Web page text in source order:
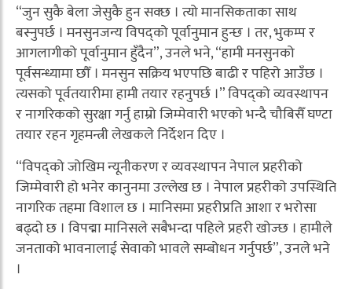
“जुन सुकै बेला जेसुकै हुन सक्छ । त्यो मानसिकताका साथ
बस्नुपर्छ । मनसुनजन्य विपद्को पूर्वानुमान हुन्छ । तर, भुकम्प र
आगलागीको पूर्वानुमान हुँदैन”, उनले भने, “हामी मनसुनको
पूर्वसन्ध्यामा छौँ । मनसुन सक्रिय भएपछि बाढी र पहिरो आउँछ ।
त्यसको पूर्वतयारीमा हामी तयार रहनुपर्छ ।” विपद्को व्यवस्थापन
र नागरिकको सुरक्षा गर्नु हाम्रो जिम्मेवारी भएको भन्दै चौबिसैँ घण्टा
तयार रहन गृहमन्त्री लेखकले निर्देशन दिए ।
“विपद्को जोखिम न्यूनीकरण र व्यवस्थापन नेपाल प्रहरीको
जिम्मेवारी हो भनेर कानुनमा उल्लेख छ । नेपाल प्रहरीको उपस्थिति
नागरिक तहमा विशाल छ । मानिसमा प्रहरीप्रति आशा र भरोसा
बढ्दो छ । विपद्मा मानिसले सबैभन्दा पहिले प्रहरी खोज्छ । हामीले
जनताको भावनालाई सेवाको भावले सम्बोधन गर्नुपर्छ”, उनले भने
।